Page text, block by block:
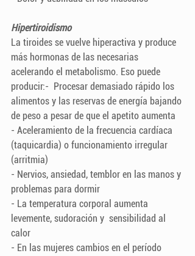
Hipertiroidismo
La tiroides se vuelve hiperactiva y produce
más hormonas de las necesarias
acelerando el metabolismo. Eso puede
producir:-  Procesar demasiado rápido los
alimentos y las reservas de energía bajando
de peso a pesar de que el apetito aumenta
- Aceleramiento de la frecuencia cardíaca
(taquicardia) o funcionamiento irregular
(arritmia)
- Nervios, ansiedad, temblor en las manos y
problemas para dormir
- La temperatura corporal aumenta
levemente, sudoración y  sensibilidad al
calor
- En las mujeres cambios en el período